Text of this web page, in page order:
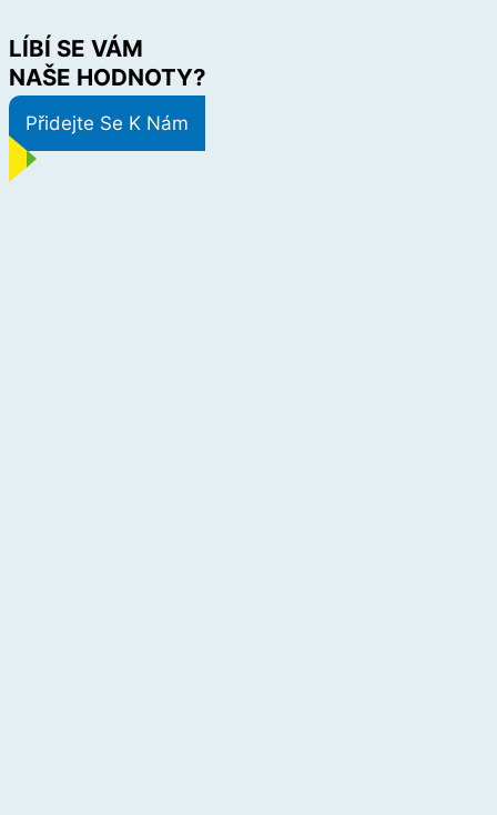
LÍBÍ SE VÁM
NAŠE HODNOTY?
Přidejte Se K Nám